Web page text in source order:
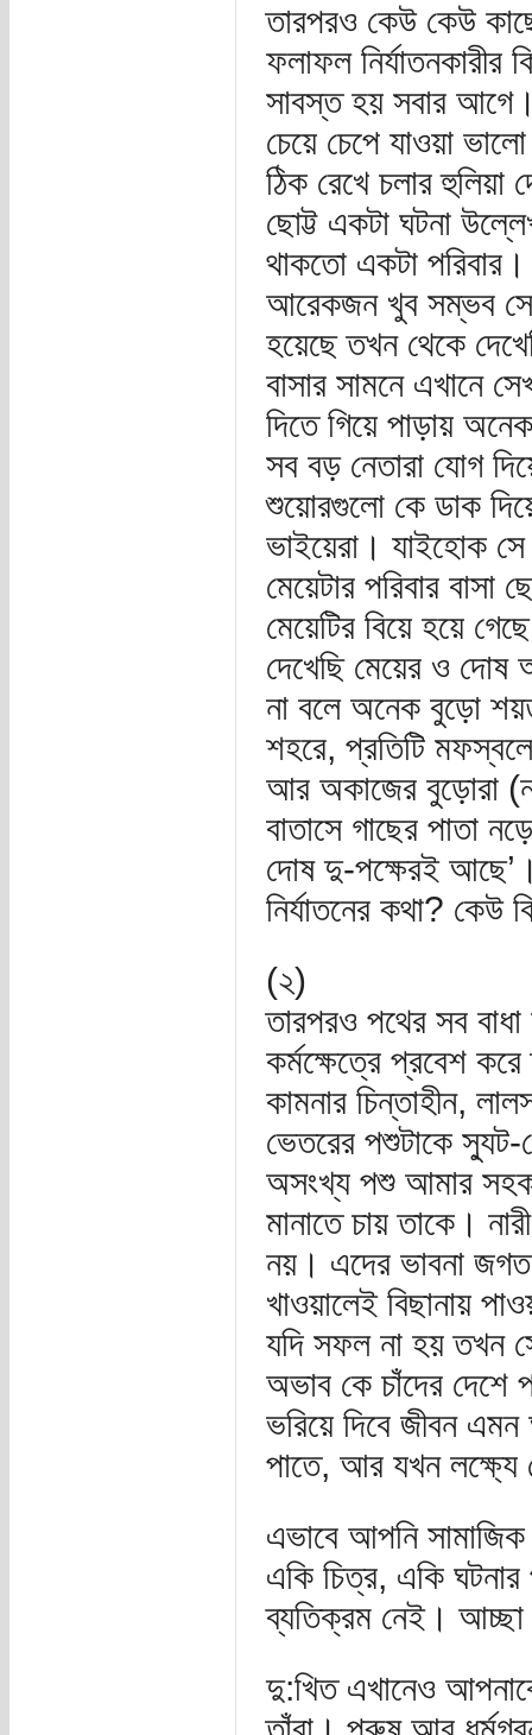
তারপরও কেউ কেউ
ফলাফল
সাবস্ত হয় সবার
চেয়ে চেপে যাওয়া
ঠিক রেখে চলার হুলিয়া
ছোট্ট একটা ঘটনা
থাকতো একটা
আরেকজন খুব সম্ভব
হয়েছে তখন থেকে
বাসার সামনে এখানে
দিতে গিয়ে পাড়ায়
সব বড় নেতারা যোগ
শুয়োরগুলো কে ডাক
ভাইয়েরা। যাইহোক সে
মেয়েটার পরিবার
মেয়েটির বিয়ে হয়ে
দেখেছি মেয়ের ও দোষ
না বলে অনেক বুড়ো
শহরে, প্রতিটি
আর অকাজের বুড়োরা
বাতাসে গাছের পাতা
দোষ দু-পক্ষেরই
নির্যাতনের কথা? কেউ
(২)
তারপরও পথের সব
কর্মক্ষেত্রে প্রবেশ
কামনার চিন্তাহীন,
ভেতরের পশুটাকে
অসংখ্য পশু আমার
মানাতে চায় তাকে।
নয়। এদের ভাবনা জগত
খাওয়ালেই বিছানায়
যদি সফল না হয় তখন
অভাব কে চাঁদের দেশে
ভরিয়ে দিবে জীবন
পাতে, আর যখন লক্ষ্যে
এভাবে আপনি সামাজিক
একি চিত্র, একি
ব্যতিক্রম নেই। আচ্ছা
দু:খিত এখানেও